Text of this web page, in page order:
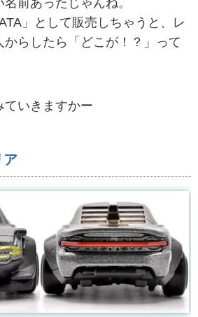
前あったじゃんね。
」として販売しちゃうと、レ
からしたら「どこが！？」って
ていきますかー
ア